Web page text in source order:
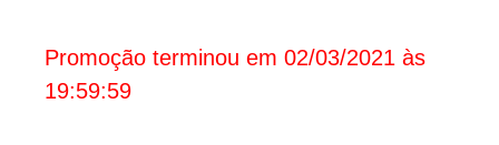
Promoção terminou em 02/03/2021 às
19:59:59